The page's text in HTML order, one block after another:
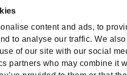
content and ads, to
to analyse our traffic. We
of our site with our social
partners who may combine it